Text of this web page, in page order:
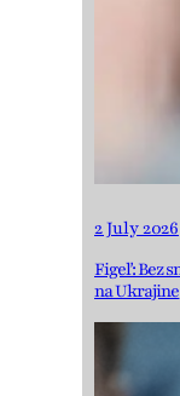
2 July 2026
Figeľ: Bez
na Ukrajine